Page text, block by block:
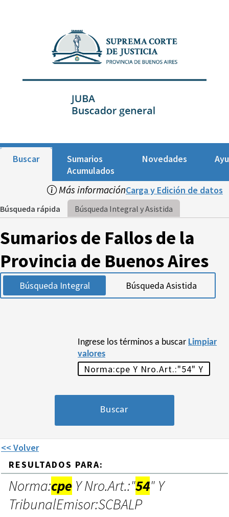
Buscar
Sumarios
Acumulados
Novedades
Más informaciónCarga y Edición de datos
Búsqueda rápida Búsqueda Integral y Asistida
Sumarios de Fallos de la
Provincia de Buenos Aires
Búsqueda Integral Búsqueda Asistida
Ingrese los términos a buscar Limpiar
valores
<< Volver
RESULTADOS PARA:
Norma:cpe Y Nro.Art.:"54" Y
TribunalEmisor:SCBALP